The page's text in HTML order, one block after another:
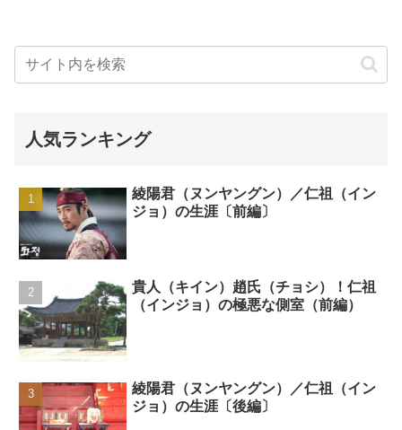
人気ランキング
綾陽君（ヌンヤングン）／仁祖（イン
ジョ）の生涯〔前編〕
貴人（キイン）趙氏（チョシ）！仁祖
（インジョ）の極悪な側室（前編）
綾陽君（ヌンヤングン）／仁祖（イン
ジョ）の生涯〔後編〕